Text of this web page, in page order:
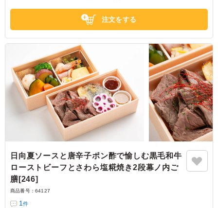
大阪府大阪市西区土佐堀2026/03/09
注文をする
日向夏ソースと唐辛子ポン酢で愉しむ黒毛和牛
ローストビーフとさわら塩糀焼き2段幕ノ内ご
膳[246]
商品番号： 64127
1件